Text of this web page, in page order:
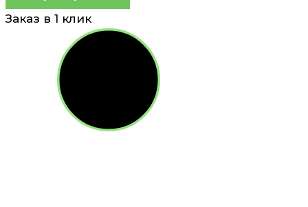
Заказ в 1 клик